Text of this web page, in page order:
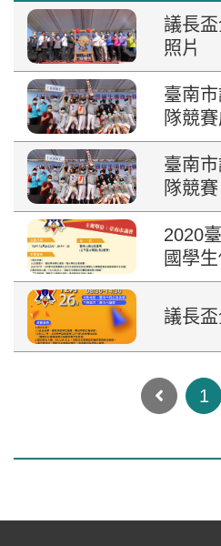
議長
照片
臺南
隊競
臺南
隊競
2020
國學
議長
1